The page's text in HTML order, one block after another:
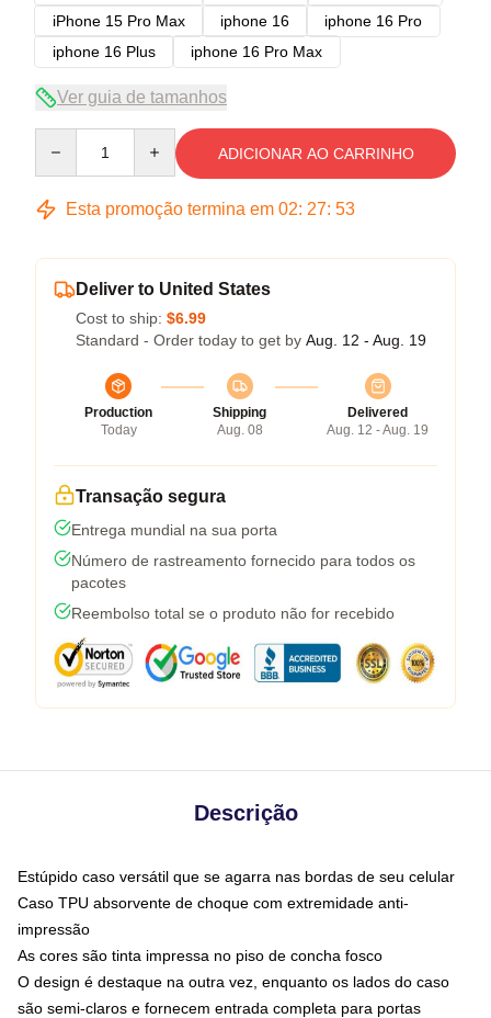
iPhone 15 Pro Max
iphone 16
iphone 16 Pro
iphone 16 Plus
iphone 16 Pro Max
Ver guia de tamanhos
ADICIONAR AO CARRINHO
Esta promoção termina em 02: 27: 53
Deliver to United States
Cost to ship: $6.99
Standard - Order today to get by Aug. 12 - Aug. 19
Production
Today
Shipping
Aug. 08
Delivered
Aug. 12 - Aug. 19
Transação segura
Entrega mundial na sua porta
Número de rastreamento fornecido para todos os
pacotes
Reembolso total se o produto não for recebido
Descrição
Estúpido caso versátil que se agarra nas bordas de seu celular
Caso TPU absorvente de choque com extremidade anti-
impressão
As cores são tinta impressa no piso de concha fosco
O design é destaque na outra vez, enquanto os lados do caso
são semi-claros e fornecem entrada completa para portas